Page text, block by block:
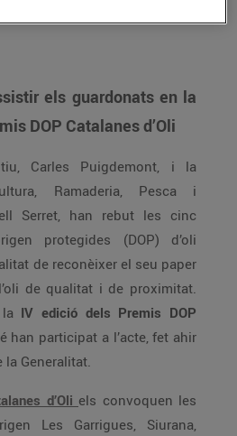
d’Oli
els guardonats en la
DOP Catalanes d’Oli
Carles Puigdemont, i la
Ramaderia, Pesca i
Serret, han rebut les cinc
protegides (DOP) d’oli
de reconèixer el seu paper
de qualitat i de proximitat.
IV edició dels Premis DOP
han participat a l’acte, fet ahir
la Generalitat.
d’Oli els convoquen les
Les Garrigues, Siurana,